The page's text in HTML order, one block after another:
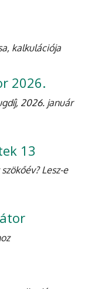
kalkulációja
2026.
2026. január
13
Lesz-e